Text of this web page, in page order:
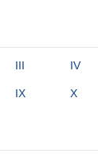
III IV
IX X